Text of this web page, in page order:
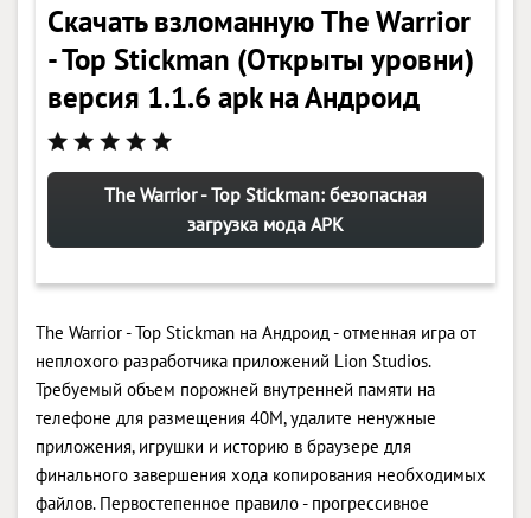
Скачать взломанную The Warrior
- Top Stickman (Открыты уровни)
версия 1.1.6 apk на Андроид
The Warrior - Top Stickman: безопасная
загрузка мода APK
The Warrior - Top Stickman на Андроид - отменная игра от
неплохого разработчика приложений Lion Studios.
Требуемый объем порожней внутренней памяти на
телефоне для размещения 40M, удалите ненужные
приложения, игрушки и историю в браузере для
финального завершения хода копирования необходимых
файлов. Первостепенное правило - прогрессивное